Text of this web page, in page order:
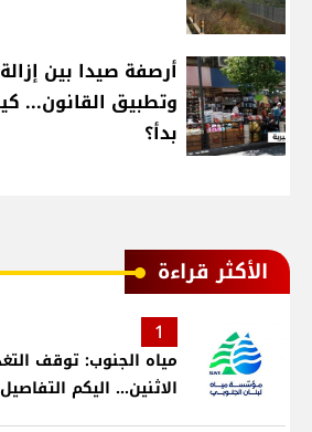
أرصفة صيدا بين
وتطبيق القانون...
بدأ؟
الأكثر قراءة
1
مياه الجنوب: توقف
الاثنين... اليكم التفاصيل